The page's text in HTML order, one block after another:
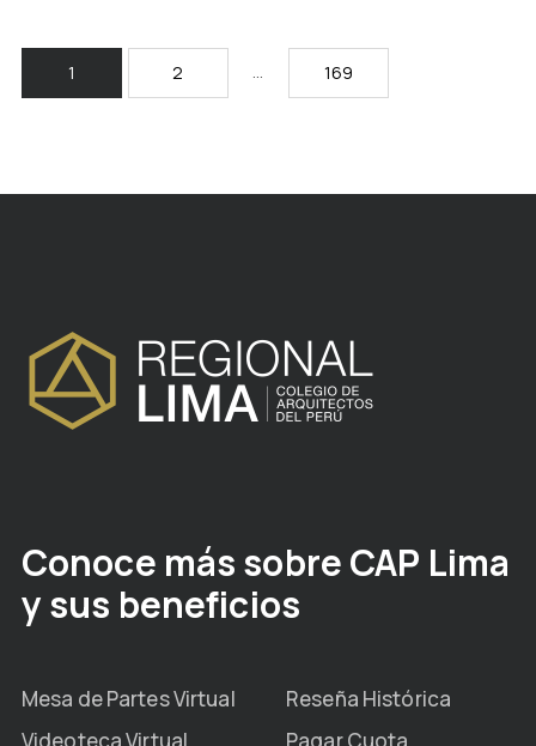
1 2 … 169
Conoce más sobre CAP Lima
y sus beneficios
Mesa de Partes Virtual
Reseña Histórica